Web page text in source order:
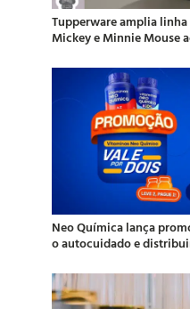
Tupperware amplia
Mickey e Minnie Mouse
Neo Química lança
o autocuidado e